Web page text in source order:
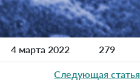
4 марта 2022 279
Следующая статья